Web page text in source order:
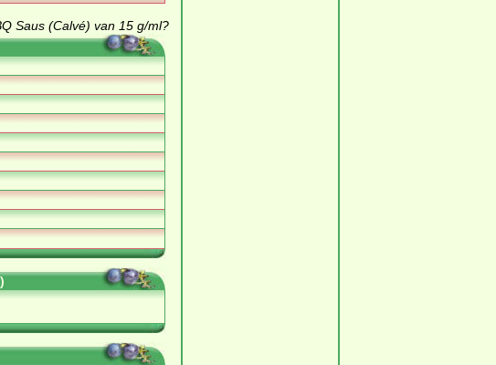
Saus (Calvé) van 15 g/ml?